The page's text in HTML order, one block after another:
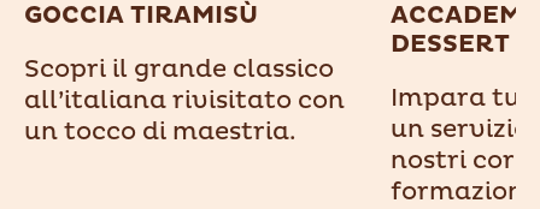
GOCCIA TIRAMISÙ
Scopri il grande classico
all’italiana rivisitato con
un tocco di maestria.
DESSERT
Impara
un
nostri corsi